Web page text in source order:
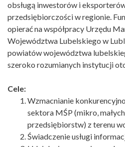
obsługą inwestorów i
przedsiębiorczości w regionie.
opierać na współpracy Urzędu
Województwa Lubelskiego w
powiatów województwa
szeroko rozumianych instytucji
Cele:
Wzmacnianie
sektora MŚP (mikro,
przedsiębiorstw) z terenu
Świadczenie usługi